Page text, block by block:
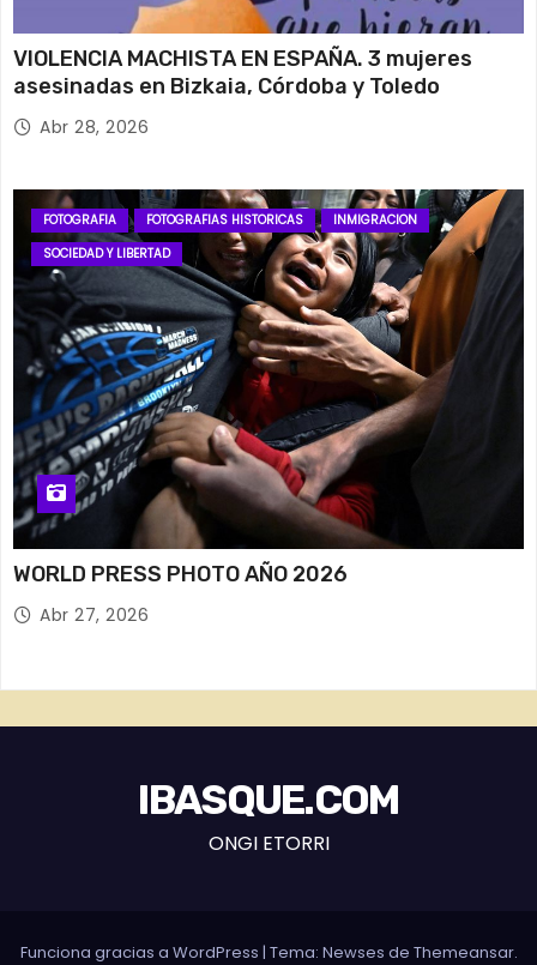
VIOLENCIA MACHISTA EN ESPAÑA. 3 mujeres
asesinadas en Bizkaia, Córdoba y Toledo
Abr 28, 2026
FOTOGRAFIA FOTOGRAFIAS HISTORICAS
INMIGRACION
SOCIEDAD Y LIBERTAD
WORLD PRESS PHOTO AÑO 2026
Abr 27, 2026
IBASQUE.COM
ONGI ETORRI
Funciona gracias a WordPress | Tema: Newses de Themeansar.